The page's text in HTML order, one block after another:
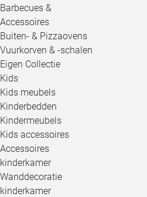
Barbecues &
Accessoires
Buiten- & Pizzaovens
Vuurkorven & -schalen
Eigen Collectie
Kids
Kids meubels
Kinderbedden
Kindermeubels
Kids accessoires
Accessoires
kinderkamer
Wanddecoratie
kinderkamer